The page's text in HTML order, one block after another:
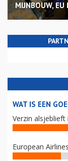
MIJNBOUW,
WAT IS EEN
Verzin alsjeblieft
European